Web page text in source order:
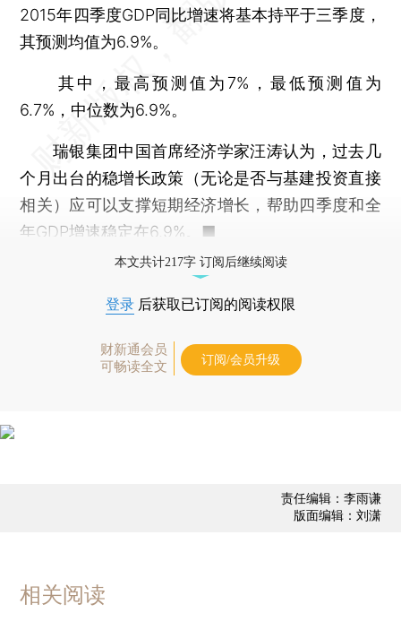
2015年四季度GDP同比增速将基本持平于三季度，
其预测均值为6.9%。
其中，最高预测值为7%，最低预测值为
6.7%，中位数为6.9%。
瑞银集团中国首席经济学家汪涛认为，过去几
个月出台的稳增长政策（无论是否与基建投资直接
相关）应可以支撑短期经济增长，帮助四季度和全
年GDP增速稳定在6.9%。■
本文共计217字 订阅后继续阅读
登录 后获取已订阅的阅读权限
财新通会员
可畅读全文
订阅/会员升级
责任编辑：李雨谦
版面编辑：刘潇
相关阅读